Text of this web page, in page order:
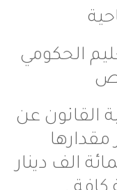
عن
دينار